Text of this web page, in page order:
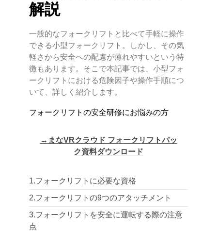
解説
一般的なフォークリフトと比べて手軽に操作
できる小型フォークリフト。しかし、その気
軽さから安全への配慮が薄れやすいという特
徴もあります。そこで本記事では、小型フォ
ークリフトにおける危険因子や操作手順につ
いて、詳しく紹介します。
フォークリフトの安全研修にお悩みの方
→まなVRクラウド フォークリフトパッ
ク資料ダウンロード
1.フォークリフトに必要な資格
2.フォークリフトの9つのアタッチメント
3.フォークリフトを安全に運転する際の注意
点